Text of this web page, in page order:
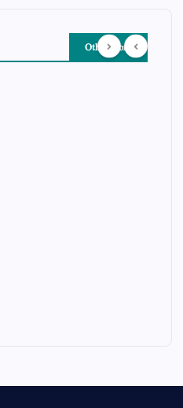
Other Story